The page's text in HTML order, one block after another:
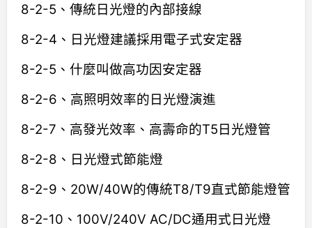
8-2-5、傳統日光燈的內部接線
8-2-4、日光燈建議採用電子式安定器
8-2-5、什麼叫做高功因安定器
8-2-6、高照明效率的日光燈演進
8-2-7、高發光效率、高壽命的T5日光燈管
8-2-8、日光燈式節能燈
8-2-9、20W/40W的傳統T8/T9直式節能燈管
8-2-10、100V/240V AC/DC通用式日光燈